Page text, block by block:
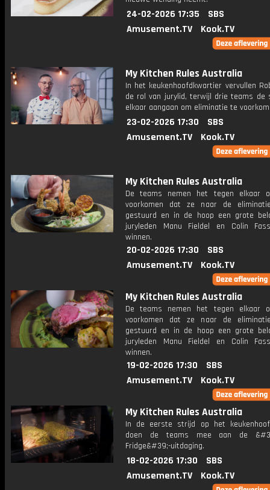
24-02-2026 17:35
SBS
Amusement.TV
Kook.TV
My Kitchen Rules Australia
In het keukenhoofdkwartier vervullen
de rol van jurylid, terwijl drie teams de
elkaar aangaan om eliminatie te
23-02-2026 17:30
SBS
Amusement.TV
Kook.TV
My Kitchen Rules Australia
De teams nemen het tegen elkaar
voorkomen dat ze naar de
gestuurd en in de hoop een grote
juryleden Manu Fieldel en Colin
winnen.
20-02-2026 17:30
SBS
Amusement.TV
Kook.TV
My Kitchen Rules Australia
De teams nemen het tegen elkaar
voorkomen dat ze naar de
gestuurd en in de hoop een grote
juryleden Manu Fieldel en Colin
winnen.
19-02-2026 17:30
SBS
Amusement.TV
Kook.TV
My Kitchen Rules Australia
In de eerste strijd op het
doen de teams mee aan de
Fridge&#39;-uitdaging.
18-02-2026 17:30
SBS
Amusement.TV
Kook.TV